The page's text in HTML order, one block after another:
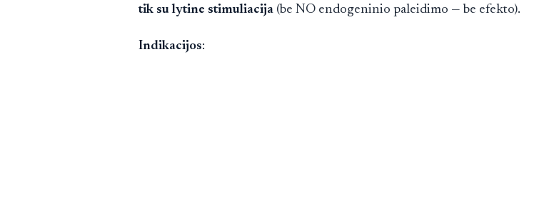
tik su lytine stimuliacija (be NO endogeninio paleidimo — be efekto).
Indikacijos: